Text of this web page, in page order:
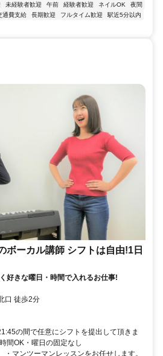
未経験者歓迎 午前 経験者歓迎 ネイルOK
夜間
通費支給 長期歓迎 フルタイム歓迎
駅近5分以内
ボーカル講師 シフトは自由!1日
好きな曜日・時間で入れるお仕事!
」北口 徒歩2分
の間で任意にシフトを提出して頂きま
間OK・曜日の固定なし
・マンツーマンレッスンをお任せします。